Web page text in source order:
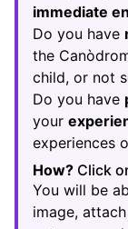
immediate
Do you have
the
child, or not
Do you have
your
experiences
How? Click
You will be
image,